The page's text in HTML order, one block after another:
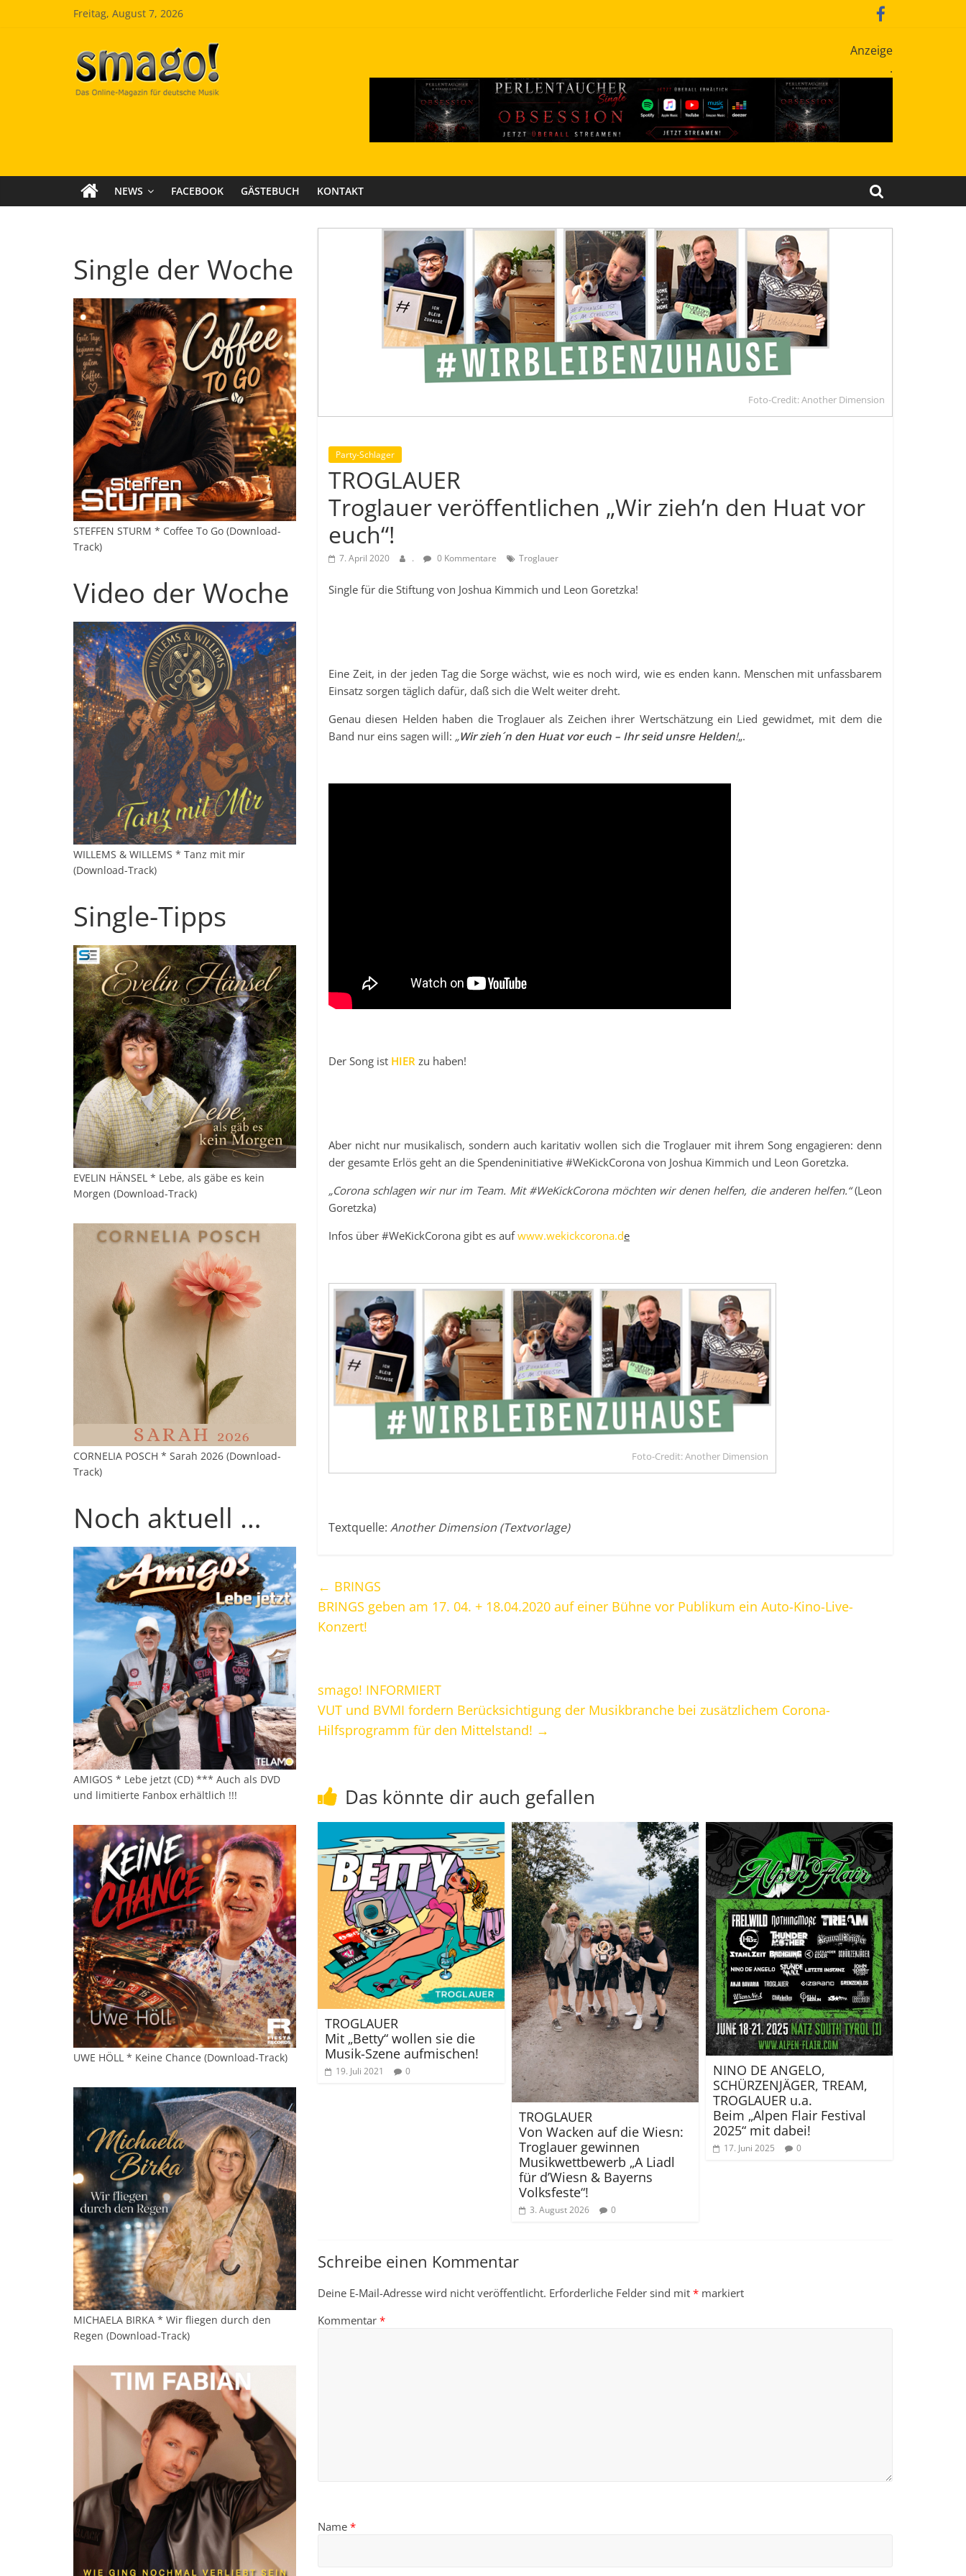
Freitag, August 7, 2026
Smago
SchlagerMAGazinOnline
Anzeige
.
NEWS FACEBOOK GÄSTEBUCH KONTAKT
Foto-Credit: Another Dimension
Party-Schlager
TROGLAUER
Troglauer veröffentlichen „Wir zieh’n den Huat vor
euch“!
7. April 2020 . 0 Kommentare Troglauer
Single für die Stiftung von Joshua Kimmich und Leon Goretzka!
Eine Zeit, in der jeden Tag die Sorge wächst, wie es noch wird, wie es enden kann. Menschen mit unfassbarem
Einsatz sorgen täglich dafür, daß sich die Welt weiter dreht.
Genau diesen Helden haben die Troglauer als Zeichen ihrer Wertschätzung ein Lied gewidmet, mit dem die
Band nur eins sagen will: „Wir zieh´n den Huat vor euch – Ihr seid unsre Helden!„.
Der Song ist HIER zu haben!
Aber nicht nur musikalisch, sondern auch karitativ wollen sich die Troglauer mit ihrem Song engagieren: denn
der gesamte Erlös geht an die Spendeninitiative #WeKickCorona von Joshua Kimmich und Leon Goretzka.
„Corona schlagen wir nur im Team. Mit #WeKickCorona möchten wir denen helfen, die anderen helfen.“(Leon
Goretzka)
Infos über #WeKickCorona gibt es aufwww.wekickcorona.de
Foto-Credit: Another Dimension
Textquelle: Another Dimension (Textvorlage)
← BRINGS
BRINGS geben am 17. 04. + 18.04.2020 auf einer Bühne vor Publikum ein Auto-Kino-Live-
Konzert!
smago! INFORMIERT
VUT und BVMI fordern Berücksichtigung der Musikbranche bei zusätzlichem Corona-
Hilfsprogramm für den Mittelstand! →
Das könnte dir auch gefallen
TROGLAUER
Mit „Betty“ wollen sie die
Musik-Szene aufmischen!
19. Juli 2021 0
TROGLAUER
Von Wacken auf die Wiesn:
Troglauer gewinnen
Musikwettbewerb „A Liadl
für d’Wiesn & Bayerns
Volksfeste“!
3. August 2026 0
NINO DE ANGELO,
SCHÜRZENJÄGER, TREAM,
TROGLAUER u.a.
Beim „Alpen Flair Festival
2025“ mit dabei!
17. Juni 2025 0
Schreibe einen Kommentar
Deine E-Mail-Adresse wird nicht veröffentlicht. Erforderliche Felder sind mit * markiert
Kommentar *
Name *
Single der Woche
STEFFEN STURM * Coffee To Go (Download-
Track)
Video der Woche
WILLEMS & WILLEMS * Tanz mit mir
(Download-Track)
Single-Tipps
EVELIN HÄNSEL * Lebe, als gäbe es kein
Morgen (Download-Track)
CORNELIA POSCH * Sarah 2026 (Download-
Track)
Noch aktuell …
AMIGOS * Lebe jetzt (CD) *** Auch als DVD
und limitierte Fanbox erhältlich !!!
UWE HÖLL * Keine Chance (Download-Track)
MICHAELA BIRKA * Wir fliegen durch den
Regen (Download-Track)